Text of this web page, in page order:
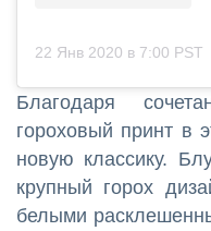
22 Янв 2020 в 7:00 PST
Благодаря
гороховый принт в
новую классику.
крупный горох
белыми